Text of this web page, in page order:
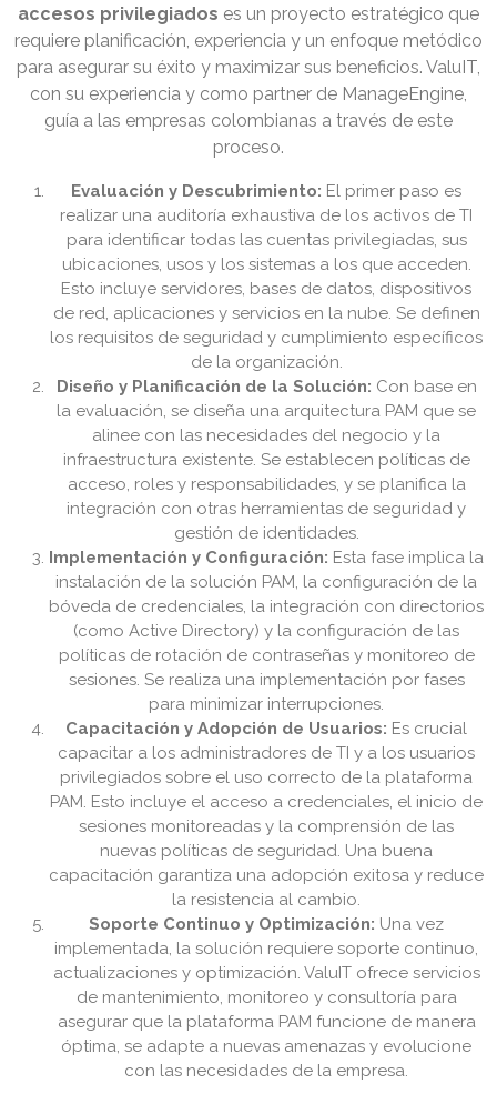
accesos privilegiados es un proyecto estratégico que
requiere planificación, experiencia y un enfoque metódico
para asegurar su éxito y maximizar sus beneficios. ValuIT,
con su experiencia y como partner de ManageEngine,
guía a las empresas colombianas a través de este
proceso.
Evaluación y Descubrimiento: El primer paso es
realizar una auditoría exhaustiva de los activos de TI
para identificar todas las cuentas privilegiadas, sus
ubicaciones, usos y los sistemas a los que acceden.
Esto incluye servidores, bases de datos, dispositivos
de red, aplicaciones y servicios en la nube. Se definen
los requisitos de seguridad y cumplimiento específicos
de la organización.
Diseño y Planificación de la Solución: Con base en
la evaluación, se diseña una arquitectura PAM que se
alinee con las necesidades del negocio y la
infraestructura existente. Se establecen políticas de
acceso, roles y responsabilidades, y se planifica la
integración con otras herramientas de seguridad y
gestión de identidades.
Implementación y Configuración: Esta fase implica la
instalación de la solución PAM, la configuración de la
bóveda de credenciales, la integración con directorios
(como Active Directory) y la configuración de las
políticas de rotación de contraseñas y monitoreo de
sesiones. Se realiza una implementación por fases
para minimizar interrupciones.
Capacitación y Adopción de Usuarios: Es crucial
capacitar a los administradores de TI y a los usuarios
privilegiados sobre el uso correcto de la plataforma
PAM. Esto incluye el acceso a credenciales, el inicio de
sesiones monitoreadas y la comprensión de las
nuevas políticas de seguridad. Una buena
capacitación garantiza una adopción exitosa y reduce
la resistencia al cambio.
Soporte Continuo y Optimización: Una vez
implementada, la solución requiere soporte continuo,
actualizaciones y optimización. ValuIT ofrece servicios
de mantenimiento, monitoreo y consultoría para
asegurar que la plataforma PAM funcione de manera
óptima, se adapte a nuevas amenazas y evolucione
con las necesidades de la empresa.